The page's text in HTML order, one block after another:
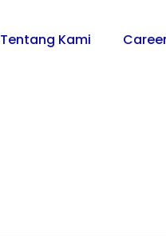
Tentang Kami